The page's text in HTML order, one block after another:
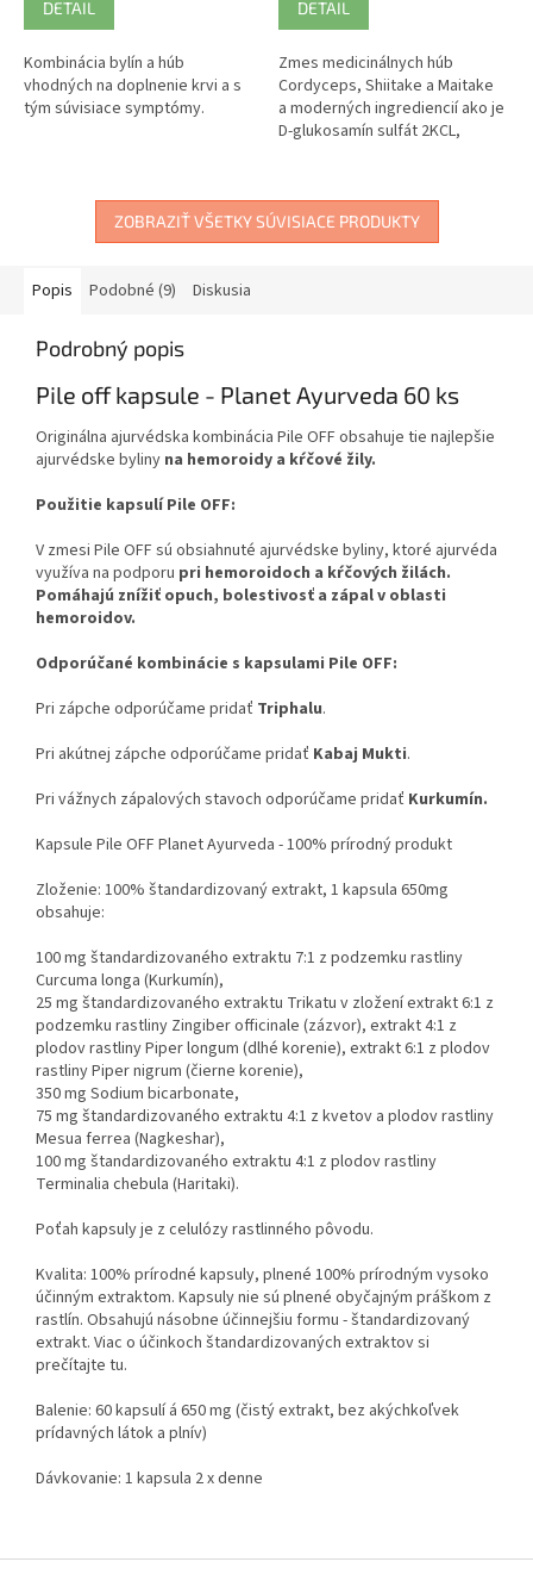
DETAIL
Kombinácia bylín a húb
vhodných na doplnenie krvi a s
tým súvisiace symptómy.
DETAIL
Zmes medicinálnych húb
Cordyceps, Shiitake a Maitake
a moderných ingrediencií ako je
D-glukosamín sulfát 2KCL,
funkciu...
ZOBRAZIŤ VŠETKY SÚVISIACE PRODUKTY
Popis Podobné (9) Diskusia
Podrobný popis
Pile off kapsule - Planet Ayurveda 60 ks
Originálna ajurvédska kombinácia Pile OFF obsahuje tie najlepšie
ajurvédske byliny na hemoroidy a kŕčové žily.
Použitie kapsulí Pile OFF:
V zmesi Pile OFF sú obsiahnuté ajurvédske byliny, ktoré ajurvéda
využíva na podporu pri hemoroidoch a kŕčových žilách.
Pomáhajú znížiť opuch, bolestivosť a zápal v oblasti
hemoroidov.
Odporúčané kombinácie s kapsulami Pile OFF:
Pri zápche odporúčame pridať Triphalu.
Pri akútnej zápche odporúčame pridať Kabaj Mukti.
Pri vážnych zápalových stavoch odporúčame pridať Kurkumín.
Kapsule Pile OFF Planet Ayurveda - 100% prírodný produkt
Zloženie: 100% štandardizovaný extrakt, 1 kapsula 650mg
obsahuje:
100 mg štandardizovaného extraktu 7:1 z podzemku rastliny
Curcuma longa (Kurkumín),
25 mg štandardizovaného extraktu Trikatu v zložení extrakt 6:1 z
podzemku rastliny Zingiber officinale (zázvor), extrakt 4:1 z
plodov rastliny Piper longum (dlhé korenie), extrakt 6:1 z plodov
rastliny Piper nigrum (čierne korenie),
350 mg Sodium bicarbonate,
75 mg štandardizovaného extraktu 4:1 z kvetov a plodov rastliny
Mesua ferrea (Nagkeshar),
100 mg štandardizovaného extraktu 4:1 z plodov rastliny
Terminalia chebula (Haritaki).
Poťah kapsuly je z celulózy rastlinného pôvodu.
Kvalita: 100% prírodné kapsuly, plnené 100% prírodným vysoko
účinným extraktom. Kapsuly nie sú plnené obyčajným práškom z
rastlín. Obsahujú násobne účinnejšiu formu - štandardizovaný
extrakt. Viac o účinkoch štandardizovaných extraktov si
prečítajte tu.
Balenie: 60 kapsulí á 650 mg (čistý extrakt, bez akýchkoľvek
prídavných látok a plnív)
Dávkovanie: 1 kapsula 2 x denne